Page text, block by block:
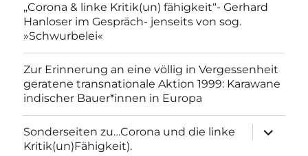
„Corona & linke Kritik(un) fähigkeit“- Gerhard
Hanloser im Gespräch- jenseits von sog.
»Schwurbelei«
Zur Erinnerung an eine völlig in Vergessenheit
geratene transnationale Aktion 1999: Karawane
indischer Bauer*innen in Europa
Sonderseiten zu…Corona und die linke
Kritik(un)Fähigkeit).
anzeigen